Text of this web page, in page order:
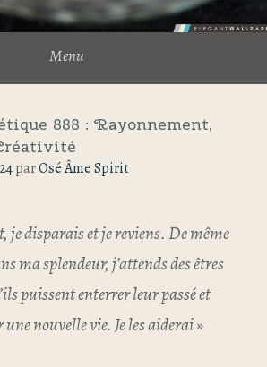
Menu
888 : Rayonnement,
parOsé Âme Spirit
je disparais et je reviens. De même
ma splendeur, j’attends des êtres
puissent enterrer leur passé et
nouvelle vie. Je les aiderai »